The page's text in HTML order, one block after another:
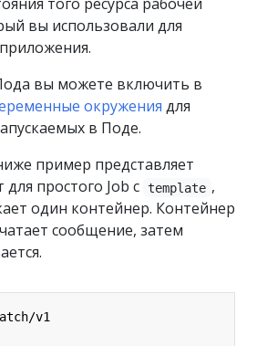
вы использовали для
вы можете включить в
окружения для
в Поде.
пример представляет
простого Job с template ,
один контейнер. Контейнер
сообщение, затем
v1